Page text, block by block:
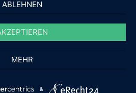
ABLEHNEN
MEHR
&